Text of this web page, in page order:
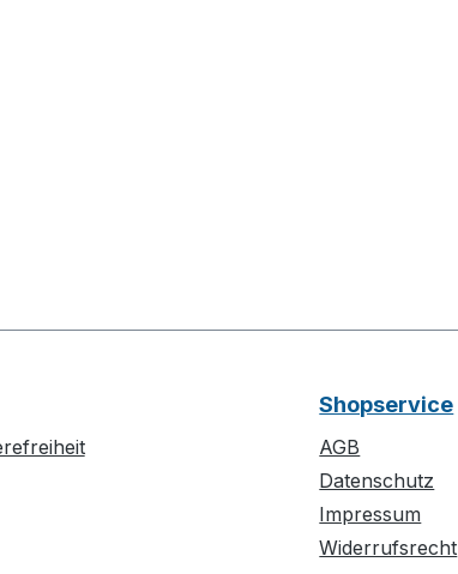
Shopservice
AGB
Datenschutz
Impressum
Widerrufsrecht